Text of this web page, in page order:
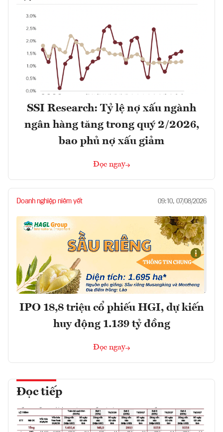
SSI Research: Tỷ lệ nợ xấu ngành
ngân hàng tăng trong quý 2/2026,
bao phủ nợ xấu giảm
Đọc ngay
Doanh nghiệp niêm yết 09:10, 07/08/2026
IPO 18,8 triệu cổ phiếu HGI, dự kiến
huy động 1.139 tỷ đồng
Đọc ngay
Đọc tiếp